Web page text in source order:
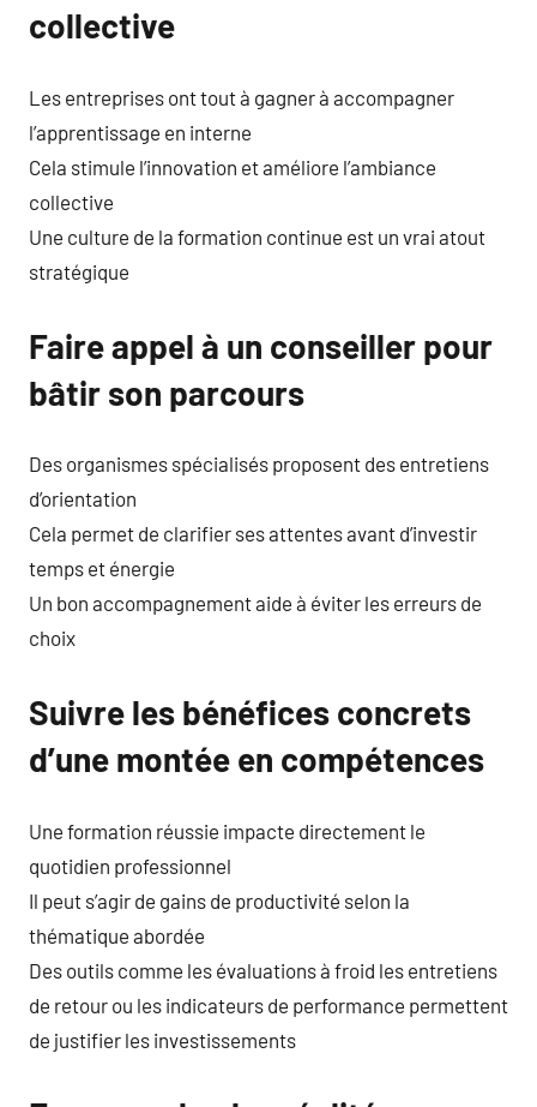
collective
Les entreprises ont tout à gagner à accompagner
l’apprentissage en interne
Cela stimule l’innovation et améliore l’ambiance
collective
Une culture de la formation continue est un vrai atout
stratégique
Faire appel à un conseiller pour
bâtir son parcours
Des organismes spécialisés proposent des entretiens
d’orientation
Cela permet de clarifier ses attentes avant d’investir
temps et énergie
Un bon accompagnement aide à éviter les erreurs de
choix
Suivre les bénéfices concrets
d’une montée en compétences
Une formation réussie impacte directement le
quotidien professionnel
Il peut s’agir de gains de productivité selon la
thématique abordée
Des outils comme les évaluations à froid les entretiens
de retour ou les indicateurs de performance permettent
de justifier les investissements